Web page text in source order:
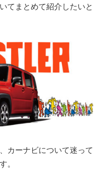
てまとめて紹介したいと
カーナビについて迷って
。